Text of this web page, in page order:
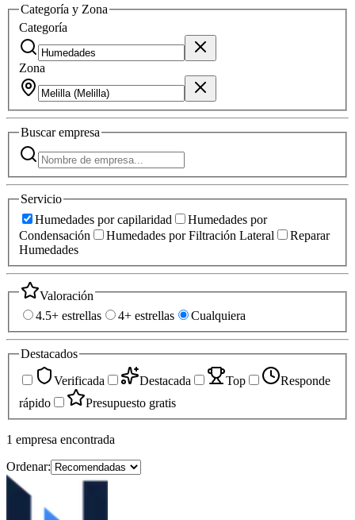
Categoría y Zona
Categoría
Zona
Buscarempresa
Servicio
Humedades por capilaridad
Humedades por
Condensación
Humedades por Filtración Lateral
Reparar
Humedades
Valoración
4.5+ estrellas
4+ estrellas Cualquiera
Destacados
Verificada
Destacada Top
Responde
rápido
Presupuesto gratis
1 empresa encontrada
Ordenar: